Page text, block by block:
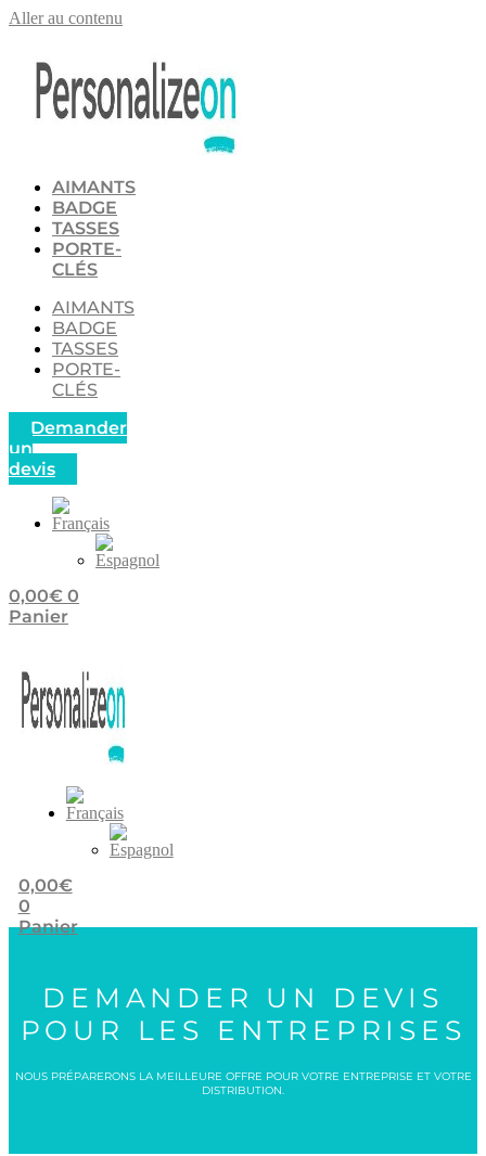
Aller au contenu
AIMANTS
BADGE
TASSES
PORTE-
CLÉS
AIMANTS
BADGE
TASSES
PORTE-
CLÉS
Demander
un
devis
0,00€ 0
Panier
0,00€
0
Panier
DEMANDER UN DEVIS
POUR LES ENTREPRISES
NOUS PRÉPARERONS LA MEILLEURE OFFRE POUR VOTRE ENTREPRISE ET VOTRE
DISTRIBUTION.